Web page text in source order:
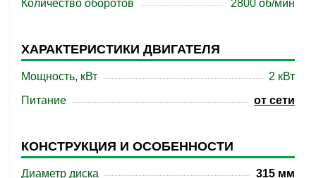
Количество оборотов 2800 об/мин
ХАРАКТЕРИСТИКИ ДВИГАТЕЛЯ
Мощность, кВт
2 кВт
Питание
от сети
КОНСТРУКЦИЯ И ОСОБЕННОСТИ
Диаметр диска 315 мм